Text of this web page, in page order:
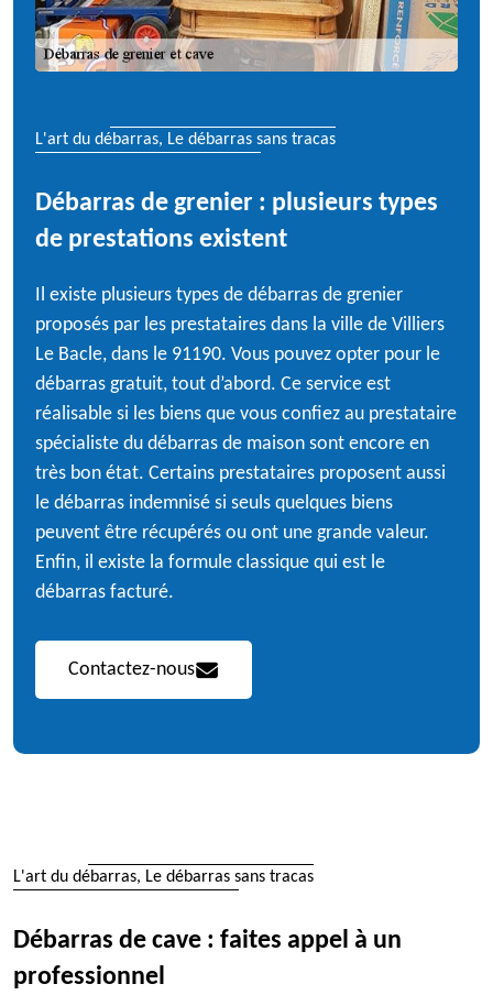
L'art du débarras, Le débarras sans tracas
Débarras de grenier : plusieurs types
de prestations existent
Il existe plusieurs types de débarras de grenier
proposés par les prestataires dans la ville de Villiers
Le Bacle, dans le 91190. Vous pouvez opter pour le
débarras gratuit, tout d’abord. Ce service est
réalisable si les biens que vous confiez au prestataire
spécialiste du débarras de maison sont encore en
très bon état. Certains prestataires proposent aussi
le débarras indemnisé si seuls quelques biens
peuvent être récupérés ou ont une grande valeur.
Enfin, il existe la formule classique qui est le
débarras facturé.
Contactez-nous
L'art du débarras, Le débarras sans tracas
Débarras de cave : faites appel à un
professionnel